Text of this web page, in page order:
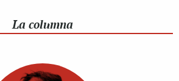
La columna